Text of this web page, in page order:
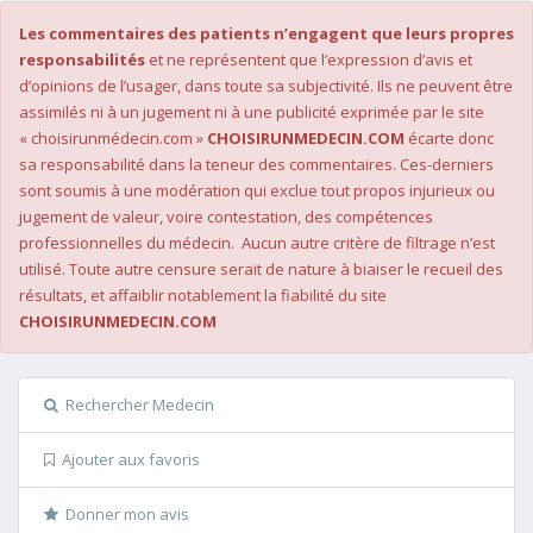
Les commentaires des patients n’engagent que leurs propres
responsabilités et ne représentent que l’expression d’avis et
d’opinions de l’usager, dans toute sa subjectivité. Ils ne peuvent être
assimilés ni à un jugement ni à une publicité exprimée par le site
« choisirunmédecin.com » CHOISIRUNMEDECIN.COM écarte donc
sa responsabilité dans la teneur des commentaires. Ces-derniers
sont soumis à une modération qui exclue tout propos injurieux ou
jugement de valeur, voire contestation, des compétences
professionnelles du médecin. Aucun autre critère de filtrage n’est
utilisé. Toute autre censure serait de nature à biaiser le recueil des
résultats, et affaiblir notablement la fiabilité du site
CHOISIRUNMEDECIN.COM
Rechercher Medecin
Ajouter aux favoris
Donner mon avis